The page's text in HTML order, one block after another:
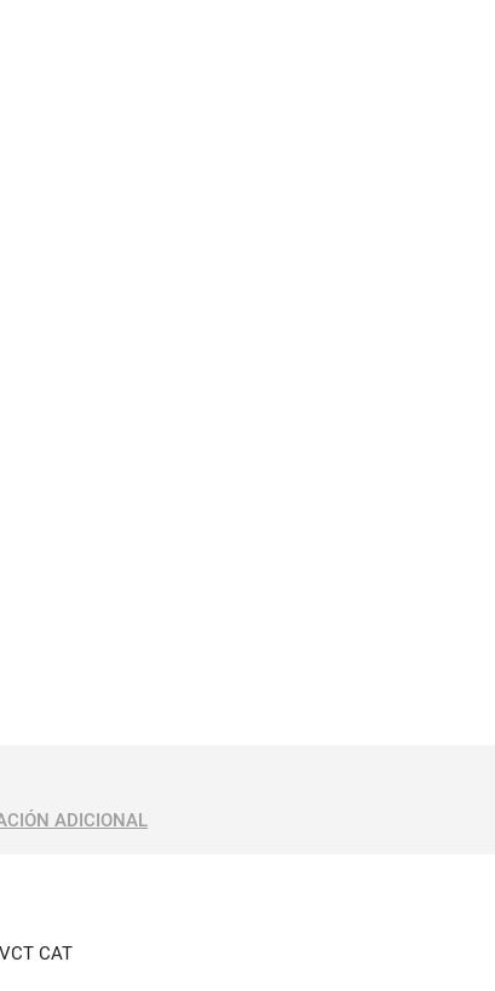
ADICIONAL
CAT